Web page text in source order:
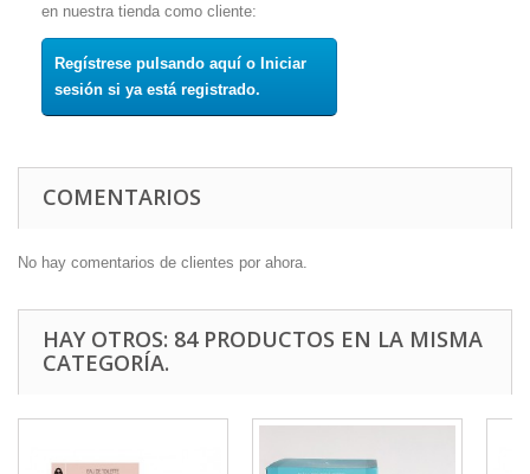
en nuestra tienda como cliente:
Regístrese pulsando aquí o Iniciar
sesión si ya está registrado.
COMENTARIOS
No hay comentarios de clientes por ahora.
HAY OTROS: 84 PRODUCTOS EN LA MISMA
CATEGORÍA.